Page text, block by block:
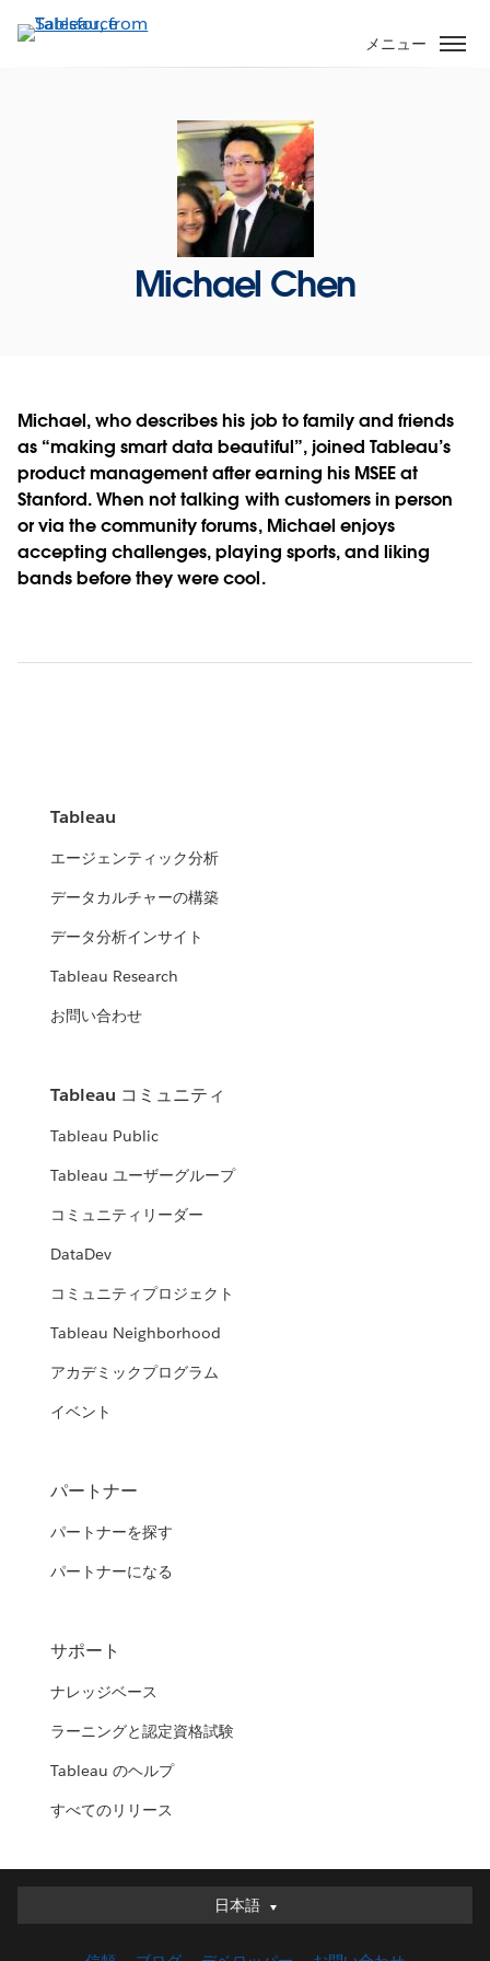
イ
メニュー
Michael Chen
Michael, who describes his job to family and friends
as “making smart data beautiful”, joined Tableau’s
product management after earning his MSEE at
Stanford. When not talking with customers in person
or via the community forums, Michael enjoys
accepting challenges, playing sports, and liking
bands before they were cool.
Tableau
エージェンティック分析
データカルチャーの構築
データ分析インサイト
Tableau Research
お問い合わせ
Tableau コミュニティ
Tableau Public
Tableau ユーザーグループ
コミュニティリーダー
DataDev
コミュニティプロジェクト
Tableau Neighborhood
アカデミックプログラム
イベント
パートナー
パートナーを探す
パートナーになる
サポート
ナレッジベース
ラーニングと認定資格試験
Tableau のヘルプ
すべてのリリース
日本語
日本語